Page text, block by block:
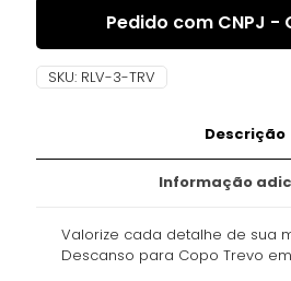
Pedido com CNPJ -
SKU: RLV-3-TRV
Descrição
Informação
Valorize cada detalhe de sua
Descanso para Copo Trevo